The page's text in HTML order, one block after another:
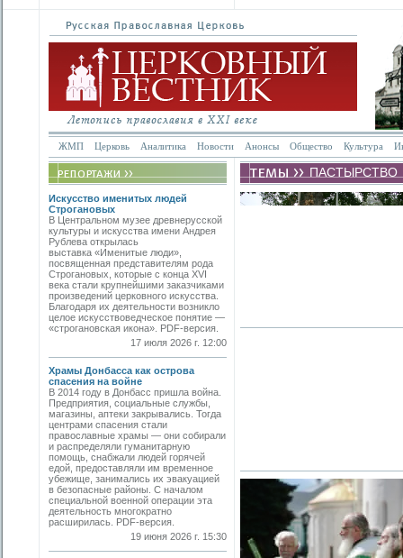
ЖМП Церковь Аналитика Новости Анонсы Общество Культура
Искусство именитых людей
Строгановых
В Центральном музее древнерусской
культуры и искусства имени Андрея
Рублева открылась
выставка «Именитые люди»,
посвященная представителям рода
Строгановых, которые с конца XVI
века стали крупнейшими заказчиками
произведений церковного искусства.
Благодаря их деятельности возникло
целое искусствоведческое понятие —
«строгановская икона». PDF-версия.
17 июля 2026 г. 12:00
Храмы Донбасса как острова
спасения на войне
В 2014 году в Донбасс пришла война.
Предприятия, социальные службы,
магазины, аптеки закрывались. Тогда
центрами спасения стали
православные храмы — они собирали
и распределяли гуманитарную
помощь, снабжали людей горячей
едой, предоставляли им временное
убежище, занимались их эвакуацией
в безопасные районы. С началом
специальной военной операции эта
деятельность многократно
расширилась. PDF-версия.
19 июня 2026 г. 15:30
ПАСТЫРСТВО